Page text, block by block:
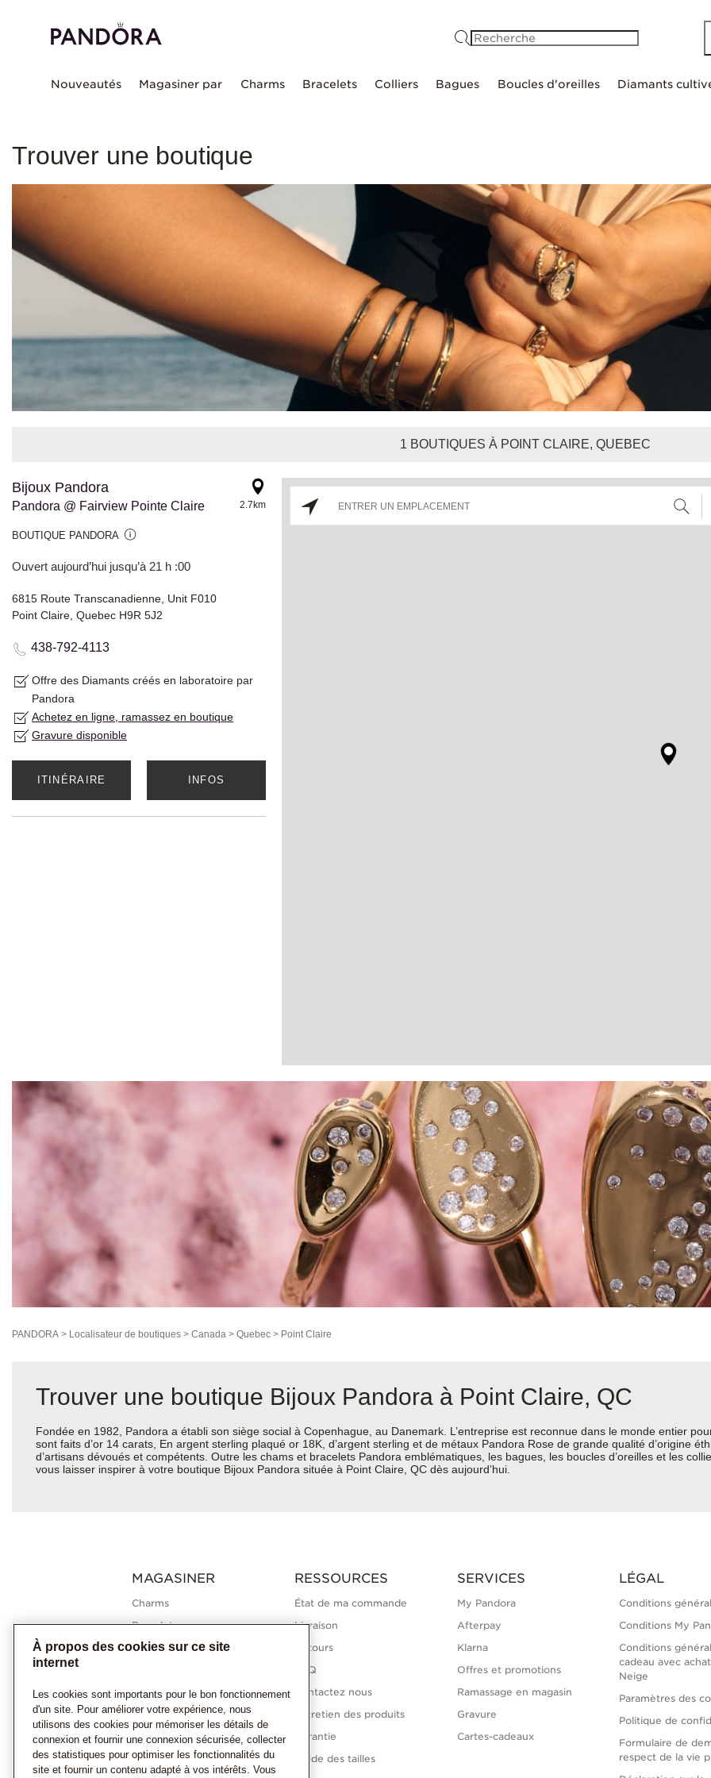
Nouveautés Magasiner par Charms Bracelets Colliers Bagues Boucles d'oreilles Diamants
Trouver une boutique
1 BOUTIQUES À POINT CLAIRE, QUEBEC
Bijoux Pandora
Pandora @ Fairview Pointe Claire
BOUTIQUE PANDORA
Ouvert aujourd’hui jusqu’à 21 h :00
2.7km
6815 Route Transcanadienne, Unit F010
Point Claire, Quebec H9R 5J2
438-792-4113
Offre des Diamants créés en laboratoire par
Pandora
Achetez en ligne, ramassez en boutique
Gravure disponible
ITINÉRAIRE INFOS
PANDORA > Localisateur de boutiques > Canada > Quebec > Point Claire
Trouver une boutique Bijoux Pandora à Point Claire, QC
Fondée en 1982, Pandora a établi son siège social à Copenhague, au Danemark. L’entreprise est reconnue dans le monde entier
sont faits d’or 14 carats, En argent sterling plaqué or 18K, d’argent sterling et de métaux Pandora Rose de grande qualité d’origine
d’artisans dévoués et compétents. Outre les chams et bracelets Pandora emblématiques, les bagues, les boucles d’oreilles et les
vous laisser inspirer à votre boutique Bijoux Pandora située à Point Claire, QC dès aujourd’hui.
MAGASINER
Charms
Bracelets
Bagues
Boucles d'oreilles
Collections Pandora
Diamants cultivés en
laboratoire
Cadeaux
RESSOURCES
État de ma commande
Livraison
Retours
FAQ
Contactez nous
Entretien des produits
Garantie
Guide des tailles
SERVICES
My Pandora
Afterpay
Klarna
Offres et promotions
Ramassage en magasin
Gravure
Cartes-cadeaux
LÉGAL
Conditions
Conditions My
Conditions
cadeau avec
Neige
Paramètres des
Politique de
Formulaire de
respect de la vie
À propos des cookies sur ce site
internet
Les cookies sont importants pour le bon fonctionnement
d'un site. Pour améliorer votre expérience, nous
utilisons des cookies pour mémoriser les détails de
connexion et fournir une connexion sécurisée, collecter
des statistiques pour optimiser les fonctionnalités du
site et fournir un contenu adapté à vos intérêts. Vous